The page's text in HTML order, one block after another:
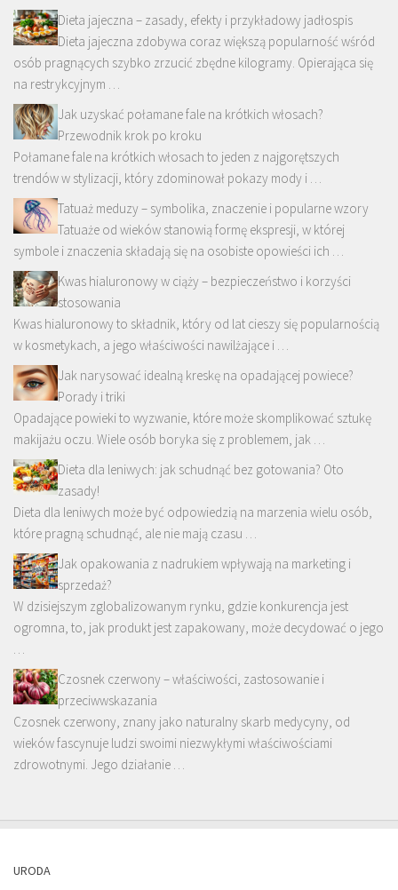
Dieta jajeczna – zasady, efekty i przykładowy jadłospis
Dieta jajeczna zdobywa coraz większą popularność wśród
osób pragnących szybko zrzucić zbędne kilogramy. Opierająca się
na restrykcyjnym …
Jak uzyskać połamane fale na krótkich włosach?
Przewodnik krok po kroku
Połamane fale na krótkich włosach to jeden z najgorętszych
trendów w stylizacji, który zdominował pokazy mody i …
Tatuaż meduzy – symbolika, znaczenie i popularne wzory
Tatuaże od wieków stanowią formę ekspresji, w której
symbole i znaczenia składają się na osobiste opowieści ich …
Kwas hialuronowy w ciąży – bezpieczeństwo i korzyści
stosowania
Kwas hialuronowy to składnik, który od lat cieszy się popularnością
w kosmetykach, a jego właściwości nawilżające i …
Jak narysować idealną kreskę na opadającej powiece?
Porady i triki
Opadające powieki to wyzwanie, które może skomplikować sztukę
makijażu oczu. Wiele osób boryka się z problemem, jak …
Dieta dla leniwych: jak schudnąć bez gotowania? Oto
zasady!
Dieta dla leniwych może być odpowiedzią na marzenia wielu osób,
które pragną schudnąć, ale nie mają czasu …
Jak opakowania z nadrukiem wpływają na marketing i
sprzedaż?
W dzisiejszym zglobalizowanym rynku, gdzie konkurencja jest
ogromna, to, jak produkt jest zapakowany, może decydować o jego
…
Czosnek czerwony – właściwości, zastosowanie i
przeciwwskazania
Czosnek czerwony, znany jako naturalny skarb medycyny, od
wieków fascynuje ludzi swoimi niezwykłymi właściwościami
zdrowotnymi. Jego działanie …
URODA